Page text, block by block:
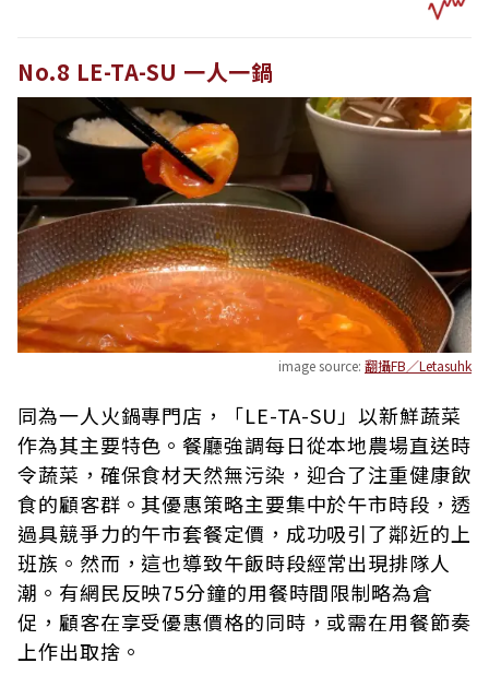
No.8 LE-TA-SU 一人一鍋
image source: 翻攝FB／Letasuhk
同為一人火鍋專門店，「LE-TA-SU」以新鮮蔬菜
作為其主要特色。餐廳強調每日從本地農場直送時
令蔬菜，確保食材天然無污染，迎合了注重健康飲
食的顧客群。其優惠策略主要集中於午市時段，透
過具競爭力的午市套餐定價，成功吸引了鄰近的上
班族。然而，這也導致午飯時段經常出現排隊人
潮。有網民反映75分鐘的用餐時間限制略為倉
促，顧客在享受優惠價格的同時，或需在用餐節奏
上作出取捨。